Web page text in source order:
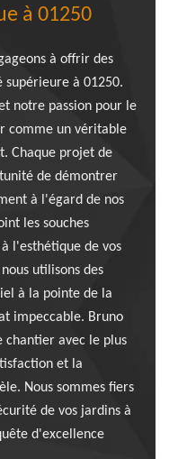
à 01250
à offrir des
supérieure à 01250.
notre passion pour le
comme un véritable
Chaque projet de
de démontrer
à l'égard de nos
les souches
l'esthétique de vos
utilisons des
à la pointe de la
impeccable. Bruno
chantier avec le plus
et la
Nous sommes fiers
de vos jardins à
d'excellence